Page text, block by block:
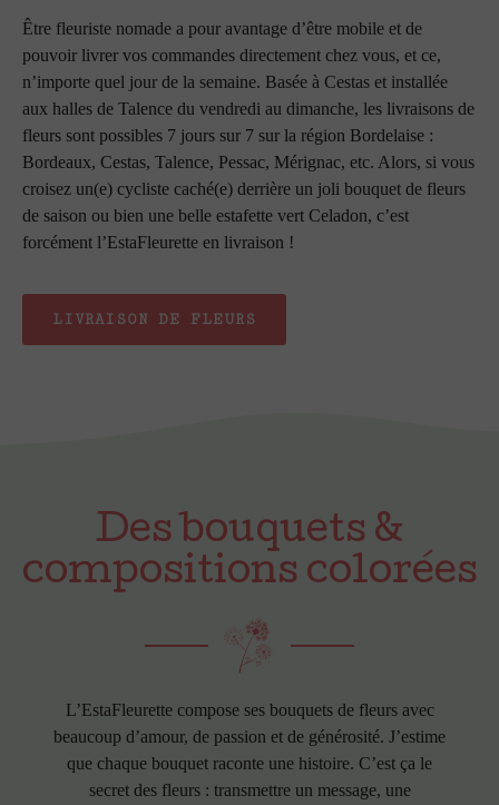
Être fleuriste nomade a pour avantage d’être mobile et de
pouvoir livrer vos commandes directement chez vous, et ce,
n’importe quel jour de la semaine. Basée à Cestas et installée
aux halles de Talence du vendredi au dimanche, les livraisons de
fleurs sont possibles 7 jours sur 7 sur la région Bordelaise :
Bordeaux, Cestas, Talence, Pessac, Mérignac, etc. Alors, si vous
croisez un(e) cycliste caché(e) derrière un joli bouquet de fleurs
de saison ou bien une belle estafette vert Celadon, c’est
forcément l’EstaFleurette en livraison !
LIVRAISON DE FLEURS
Des bouquets &
compositions colorées
L’EstaFleurette compose ses bouquets de fleurs avec
beaucoup d’amour, de passion et de générosité. J’estime
que chaque bouquet raconte une histoire. C’est ça le
secret des fleurs : transmettre un message, une